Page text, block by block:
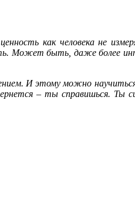
как человека не
Может быть, даже более
И этому можно
– ты справишься. Ты